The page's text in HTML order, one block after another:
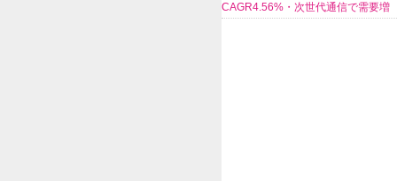
CAGR4.56%・次世代通信で需要増